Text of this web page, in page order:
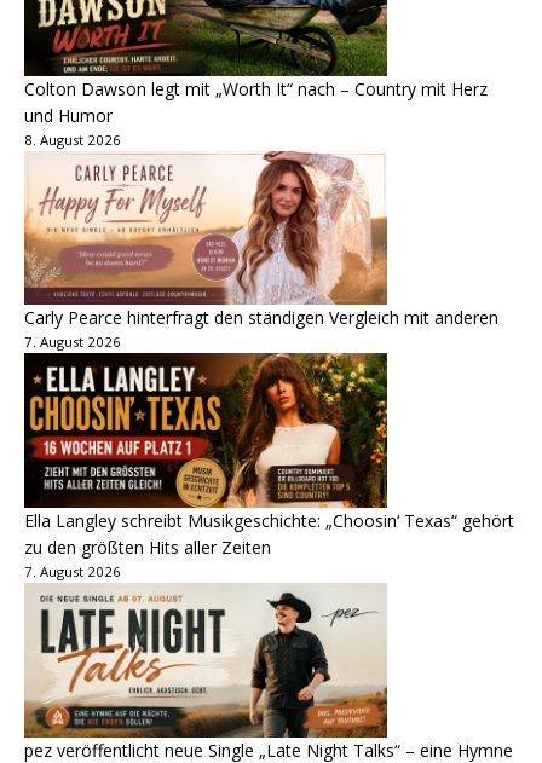
Colton Dawson legt mit „Worth It“ nach – Country mit Herz
und Humor
8. August 2026
Carly Pearce hinterfragt den ständigen Vergleich mit anderen
7. August 2026
Ella Langley schreibt Musikgeschichte: „Choosin‘ Texas“ gehört
zu den größten Hits aller Zeiten
7. August 2026
pez veröffentlicht neue Single „Late Night Talks“ – eine Hymne